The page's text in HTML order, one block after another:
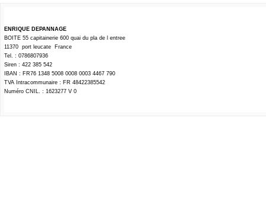
ENRIQUE DEPANNAGE
BOITE 55 capitainerie 600 quai du pla de l entree
11370 port leucate France
Tel. : 0786807936
Siren : 422 385 542
IBAN : FR76 1348 5008 0008 0003 4467 790
TVA Intracommunaire : FR 48422385542
Numéro CNIL. : 1623277 V 0